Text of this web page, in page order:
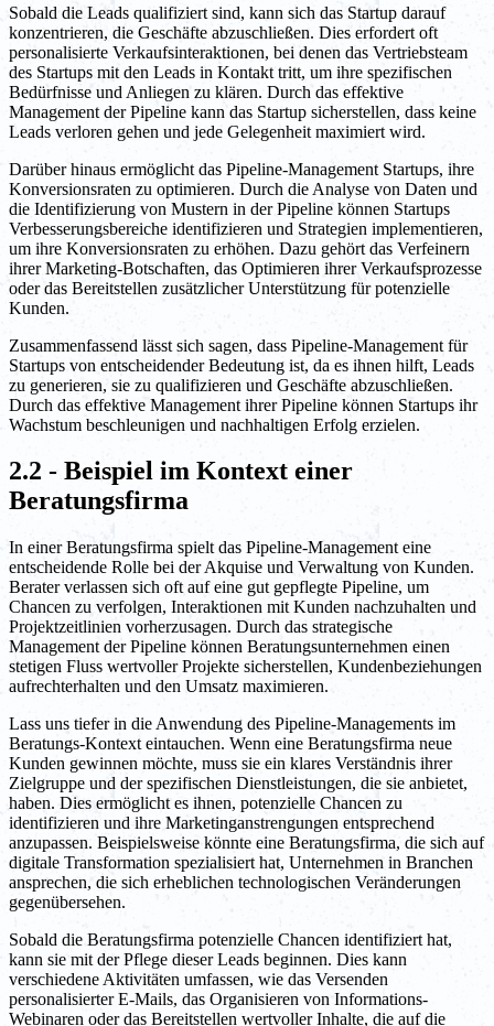
Sobald die Leads qualifiziert sind, kann sich das Startup darauf
konzentrieren, die Geschäfte abzuschließen. Dies erfordert oft
personalisierte Verkaufsinteraktionen, bei denen das Vertriebsteam
des Startups mit den Leads in Kontakt tritt, um ihre spezifischen
Bedürfnisse und Anliegen zu klären. Durch das effektive
Management der Pipeline kann das Startup sicherstellen, dass keine
Leads verloren gehen und jede Gelegenheit maximiert wird.
Darüber hinaus ermöglicht das Pipeline-Management Startups, ihre
Konversionsraten zu optimieren. Durch die Analyse von Daten und
die Identifizierung von Mustern in der Pipeline können Startups
Verbesserungsbereiche identifizieren und Strategien implementieren,
um ihre Konversionsraten zu erhöhen. Dazu gehört das Verfeinern
ihrer Marketing-Botschaften, das Optimieren ihrer Verkaufsprozesse
oder das Bereitstellen zusätzlicher Unterstützung für potenzielle
Kunden.
Zusammenfassend lässt sich sagen, dass Pipeline-Management für
Startups von entscheidender Bedeutung ist, da es ihnen hilft, Leads
zu generieren, sie zu qualifizieren und Geschäfte abzuschließen.
Durch das effektive Management ihrer Pipeline können Startups ihr
Wachstum beschleunigen und nachhaltigen Erfolg erzielen.
2.2 - Beispiel im Kontext einer
Beratungsfirma
In einer Beratungsfirma spielt das Pipeline-Management eine
entscheidende Rolle bei der Akquise und Verwaltung von Kunden.
Berater verlassen sich oft auf eine gut gepflegte Pipeline, um
Chancen zu verfolgen, Interaktionen mit Kunden nachzuhalten und
Projektzeitlinien vorherzusagen. Durch das strategische
Management der Pipeline können Beratungsunternehmen einen
stetigen Fluss wertvoller Projekte sicherstellen, Kundenbeziehungen
aufrechterhalten und den Umsatz maximieren.
Lass uns tiefer in die Anwendung des Pipeline-Managements im
Beratungs-Kontext eintauchen. Wenn eine Beratungsfirma neue
Kunden gewinnen möchte, muss sie ein klares Verständnis ihrer
Zielgruppe und der spezifischen Dienstleistungen, die sie anbietet,
haben. Dies ermöglicht es ihnen, potenzielle Chancen zu
identifizieren und ihre Marketinganstrengungen entsprechend
anzupassen. Beispielsweise könnte eine Beratungsfirma, die sich auf
digitale Transformation spezialisiert hat, Unternehmen in Branchen
ansprechen, die sich erheblichen technologischen Veränderungen
gegenübersehen.
Sobald die Beratungsfirma potenzielle Chancen identifiziert hat,
kann sie mit der Pflege dieser Leads beginnen. Dies kann
verschiedene Aktivitäten umfassen, wie das Versenden
personalisierter E-Mails, das Organisieren von Informations-
Webinaren oder das Bereitstellen wertvoller Inhalte, die auf die